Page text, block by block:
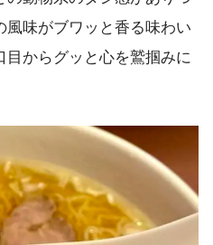
味がブワッと香る味わい
目からグッと心を鷲掴みに